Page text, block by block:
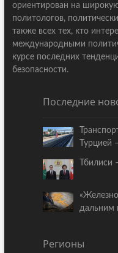
ориентирован на
политологов,
также всех тех, кто
международными
курсе последних
безопасности.
Последние
Турцией
дальним
Регионы